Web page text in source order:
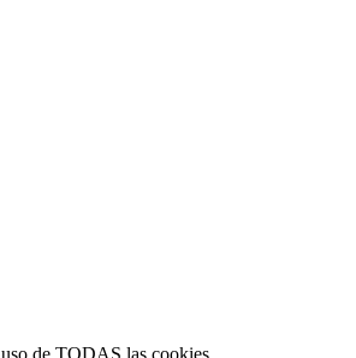
de TODAS las cookies.